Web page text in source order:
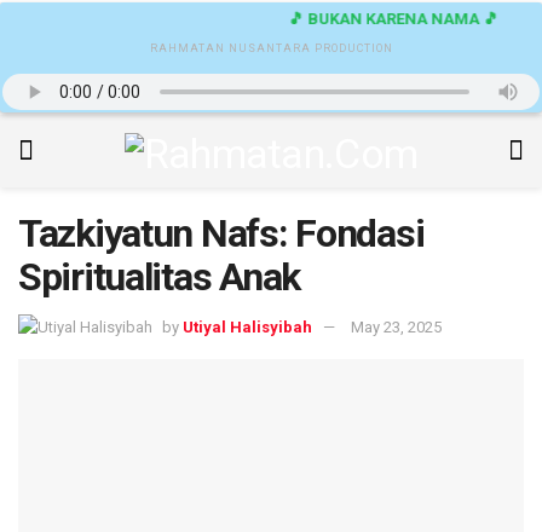
🎵 BUKAN KARENA NAMA 🎵
RAHMATAN NUSANTARA PRODUCTION
Tazkiyatun Nafs: Fondasi
Spiritualitas Anak
by Utiyal Halisyibah May 23, 2025